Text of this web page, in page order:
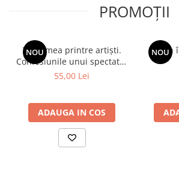
PROMOȚII
NOU
Viața mea printre artiști.
Confesiunile unui spectator
fidel
55,00 Lei
ADAUGA IN COS
NOU
Spion